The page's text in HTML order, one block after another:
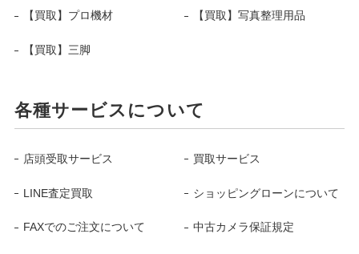
【買取】プロ機材 【買取】写真整理用品
【買取】三脚
各種サービスについて
店頭受取サービス 買取サービス
LINE査定買取 ショッピングローンについて
FAXでのご注文について 中古カメラ保証規定